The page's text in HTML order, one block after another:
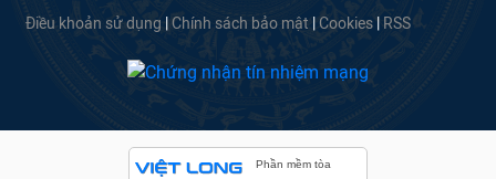
Điều khoản sử dụng Chính sách bảo mật Cookies RSS
Phần mềm tòa